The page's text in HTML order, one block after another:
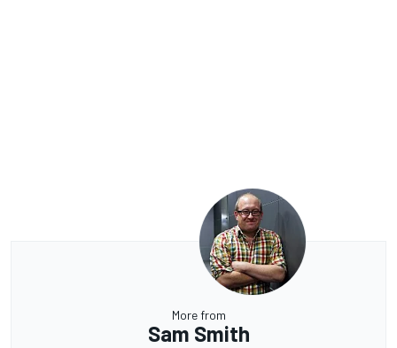
More from
Sam Smith